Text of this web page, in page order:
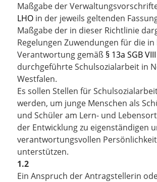
Maßgabe der
LHO in der jeweils geltenden
Maßgabe der in dieser Richtlinie
Regelungen Zuwendungen für die
Verantwortung gemäß § 13a SGB VIII
durchgeführte Schulsozialarbeit in
Westfalen.
Es sollen Stellen für
werden, um junge Menschen als
und Schüler am Lern- und
der Entwicklung zu eigenständigen
verantwortungsvollen
unterstützen.
1.2
Ein Anspruch der Antragstellerin